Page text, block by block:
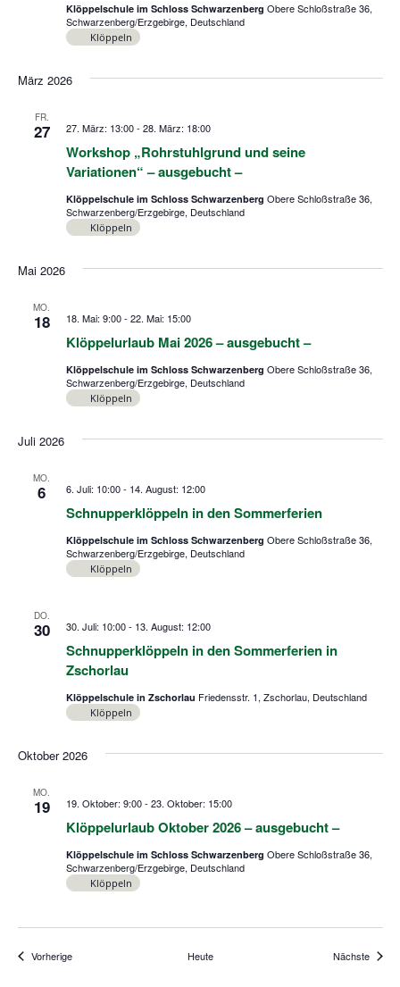
Klöppelschule im Schloss Schwarzenberg Obere Schloßstraße 36,
Schwarzenberg/Erzgebirge, Deutschland
Klöppeln
März 2026
FR.
27
Workshop „Rohrstuhlgrund und seine
Variationen“ – ausgebucht –
27. März: 13:00- 28. März: 18:00
Klöppelschule im Schloss Schwarzenberg Obere Schloßstraße 36,
Schwarzenberg/Erzgebirge, Deutschland
Klöppeln
Mai 2026
MO.
18
Klöppelurlaub Mai 2026 – ausgebucht –
18. Mai: 9:00- 22. Mai: 15:00
Klöppelschule im Schloss Schwarzenberg Obere Schloßstraße 36,
Schwarzenberg/Erzgebirge, Deutschland
Klöppeln
Juli 2026
MO.
6
Schnupperklöppeln in den Sommerferien
6. Juli: 10:00- 14. August: 12:00
Klöppelschule im Schloss Schwarzenberg Obere Schloßstraße 36,
Schwarzenberg/Erzgebirge, Deutschland
Klöppeln
DO.
30
Schnupperklöppeln in den Sommerferien in
Zschorlau
30. Juli: 10:00- 13. August: 12:00
Klöppelschule in Zschorlau Friedensstr. 1, Zschorlau, Deutschland
Klöppeln
Oktober 2026
MO.
19
Klöppelurlaub Oktober 2026 – ausgebucht –
19. Oktober: 9:00- 23. Oktober: 15:00
Klöppelschule im Schloss Schwarzenberg Obere Schloßstraße 36,
Schwarzenberg/Erzgebirge, Deutschland
Klöppeln
VorherigeVeranstaltungen Heute Nächste